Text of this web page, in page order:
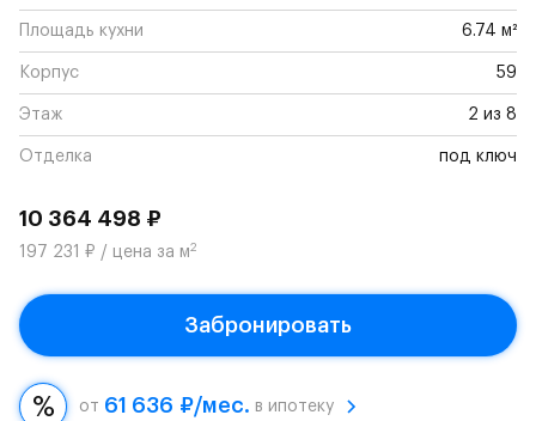
Площадь кухни 6.74 м²
Корпус 59
Этаж 2 из 8
Отделка под ключ
10 364 498 ₽
197 231 ₽ / цена за м2
Забронировать
от 61 636 ₽/мес. в ипотеку